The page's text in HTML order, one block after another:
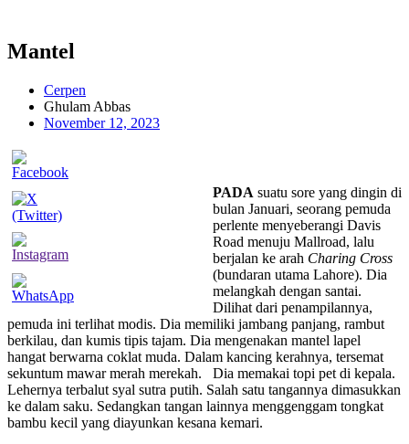
Mantel
Cerpen
Ghulam Abbas
November 12, 2023
PADA suatu sore yang dingin di
bulan Januari, seorang pemuda
perlente menyeberangi Davis
Road menuju Mallroad, lalu
berjalan ke arah Charing Cross
(bundaran utama Lahore). Dia
melangkah dengan santai.
Dilihat dari penampilannya,
pemuda ini terlihat modis. Dia memiliki jambang panjang, rambut
berkilau, dan kumis tipis tajam. Dia mengenakan mantel lapel
hangat berwarna coklat muda. Dalam kancing kerahnya, tersemat
sekuntum mawar merah merekah. Dia memakai topi pet di kepala.
Lehernya terbalut syal sutra putih. Salah satu tangannya dimasukkan
ke dalam saku. Sedangkan tangan lainnya menggenggam tongkat
bambu kecil yang diayunkan kesana kemari.